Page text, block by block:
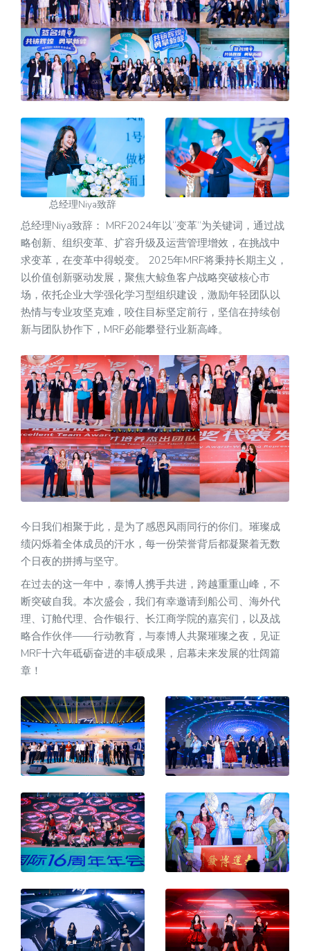
总经理Niya致辞
总经理Niya致辞： MRF2024年以“变革”为关键词，通过战
略创新、组织变革、扩容升级及运营管理增效，在挑战中
求变革，在变革中得蜕变。 2025年MRF将秉持长期主义，
以价值创新驱动发展，聚焦大鲸鱼客户战略突破核心市
场，依托企业大学强化学习型组织建设，激励年轻团队以
热情与专业攻坚克难，咬住目标坚定前行，坚信在持续创
新与团队协作下，MRF必能攀登行业新高峰。
今日我们相聚于此，是为了感恩风雨同行的你们。璀璨成
绩闪烁着全体成员的汗水，每一份荣誉背后都凝聚着无数
个日夜的拼搏与坚守。
在过去的这一年中，泰博人携手共进，跨越重重山峰，不
断突破自我。本次盛会，我们有幸邀请到船公司、海外代
理、订舱代理、合作银行、长江商学院的嘉宾们，以及战
略合作伙伴——行动教育，与泰博人共聚璀璨之夜，见证
MRF十六年砥砺奋进的丰硕成果，启幕未来发展的壮阔篇
章！